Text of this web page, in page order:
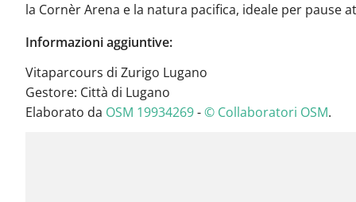
la Cornèr Arena e la natura pacifica, ideale per pause
Informazioni aggiuntive:
Vitaparcours di Zurigo Lugano
Gestore: Città di Lugano
Elaborato da OSM 19934269-© Collaboratori OSM.